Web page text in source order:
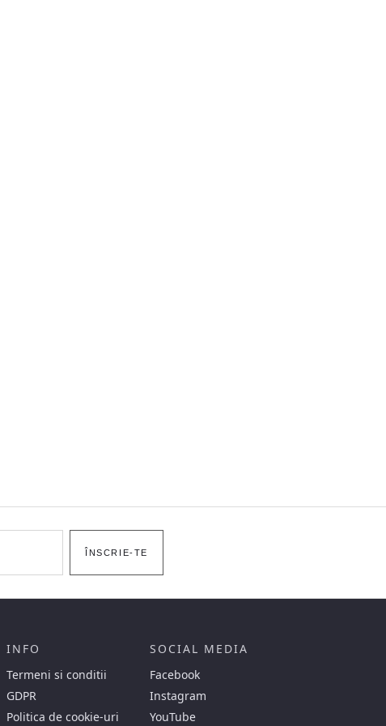
ÎNSCRIE-TE
INFO
Termeni si conditii
GDPR
Politica de cookie-uri
SOCIAL MEDIA
Facebook
Instagram
YouTube